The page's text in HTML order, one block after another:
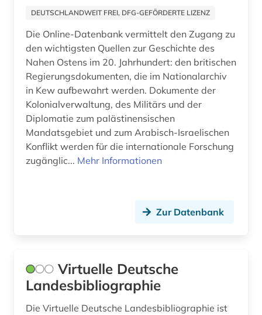
lehrplan (1)
lexikon (1)
main (1)
main-taunus-kreis (1)
mittelalter (1)
mitteldeutschland (1)
mundart (1)
online-informationssystem (1)
Kroatien (1)
Lettland (1)
Liechtenstein (1)
Litauen (1)
Luxemburg (1)
Makedonien (1)
Malta (1)
Moldawien (1)
Montenegro (1)
Niederlande (2)
DEUTSCHLANDWEIT FREI, DFG-GEFÖRDERTE LIZENZ
Die Online-Datenbank vermittelt den Zugang zu
den wichtigsten Quellen zur Geschichte des
Nahen Ostens im 20. Jahrhundert: den britischen
Regierungsdokumenten, die im Nationalarchiv
in Kew aufbewahrt werden. Dokumente der
Kolonialverwaltung, des Militärs und der
Diplomatie zum palästinensischen
Mandatsgebiet und zum Arabisch-Israelischen
Konflikt werden für die internationale Forschung
zugänglic... Mehr Informationen
Zur Datenbank
Virtuelle Deutsche
Landesbibliographie
Die Virtuelle Deutsche Landesbibliographie ist